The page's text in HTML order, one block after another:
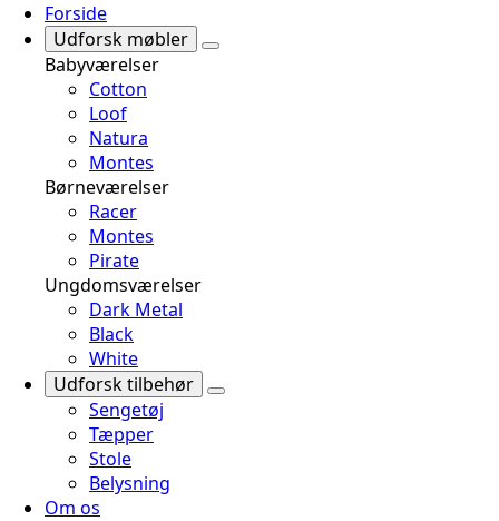
Forside
Udforsk møbler
Babyværelser
Cotton
Loof
Natura
Montes
Børneværelser
Racer
Montes
Pirate
Ungdomsværelser
Dark Metal
Black
White
Udforsk tilbehør
Sengetøj
Tæpper
Stole
Belysning
Om os